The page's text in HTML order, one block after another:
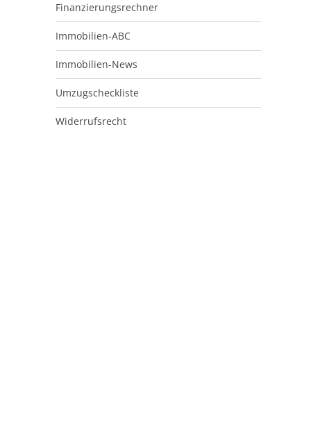
Finanzierungsrechner
Immobilien-ABC
Immobilien-News
Umzugscheckliste
Widerrufsrecht